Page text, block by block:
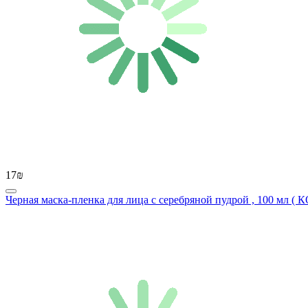
17₪
Черная маска-пленка для лица с серебряной пудрой , 100